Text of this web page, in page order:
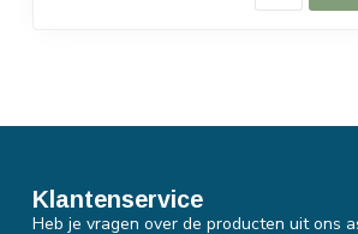
Klantenservice
Heb je vragen over de producten uit ons